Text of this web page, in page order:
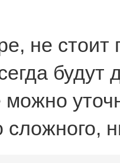
не
будут
можно
сложного,